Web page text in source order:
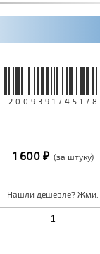
2009391745178
1 600 ₽ (за штуку)
Нашли дешевле? Жми.